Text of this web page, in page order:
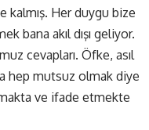
kalmış. Her duygu bize
bana akıl dışı geliyor.
cevapları. Öfke, asıl
hep mutsuz olmak diye
ve ifade etmekte